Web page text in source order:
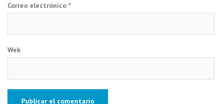
Correo electrónico *
Web